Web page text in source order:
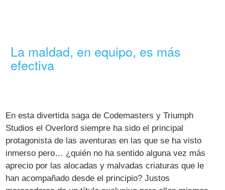
La maldad, en equipo, es más
efectiva
En esta divertida saga de Codemasters y Triumph
Studios el Overlord siempre ha sido el principal
protagonista de las aventuras en las que se ha visto
inmerso pero… ¿quién no ha sentido alguna vez más
aprecio por las alocadas y malvadas criaturas que le
han acompañado desde el principio? Justos